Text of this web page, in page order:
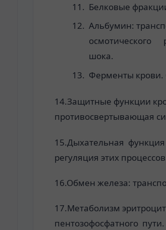
Белковые
Альбумин:
осмотического
шока.
Ферменты крови.
14.Защитные функции
противосвертывающая
15.Дыхательная
регуляция этих
16.Обмен железа:
17.Метаболизм
пентозофосфатного